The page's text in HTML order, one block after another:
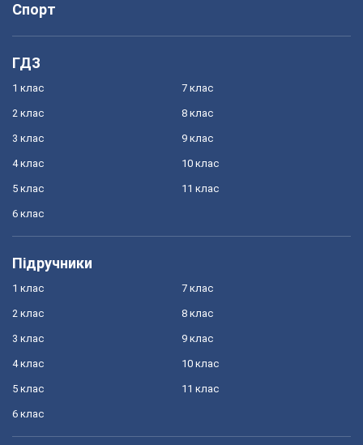
Спорт
ГДЗ
1 клас
2 клас
3 клас
4 клас
5 клас
6 клас
7 клас
8 клас
9 клас
10 клас
11 клас
Підручники
1 клас
2 клас
3 клас
4 клас
5 клас
6 клас
7 клас
8 клас
9 клас
10 клас
11 клас